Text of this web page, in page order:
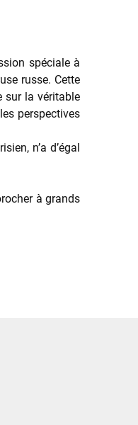
spéciale à
russe. Cette
sur la véritable
perspectives
n’a d’égal
à grands